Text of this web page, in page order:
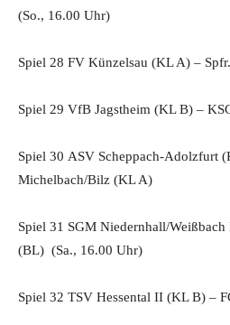
(So., 16.00 Uhr)
Spiel 28 FV Künzelsau (KL A) –
Spiel 29 VfB Jagstheim (KL B) –
Spiel 30 ASV Scheppach-Adolzfurt
Michelbach/Bilz (KL A)
Spiel 31 SGM Niedernhall/
(BL) (Sa., 16.00 Uhr)
Spiel 32 TSV Hessental II (KL B) –